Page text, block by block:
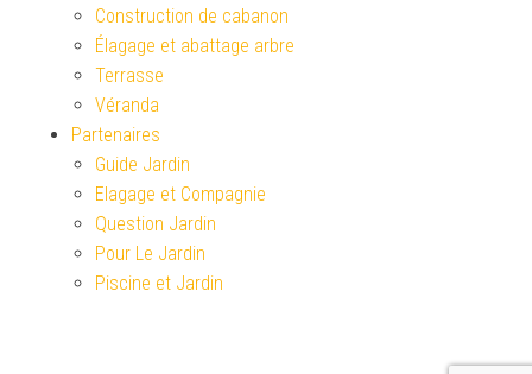
Construction de cabanon
Élagage et abattage arbre
Terrasse
Véranda
Partenaires
Guide Jardin
Elagage et Compagnie
Question Jardin
Pour Le Jardin
Piscine et Jardin